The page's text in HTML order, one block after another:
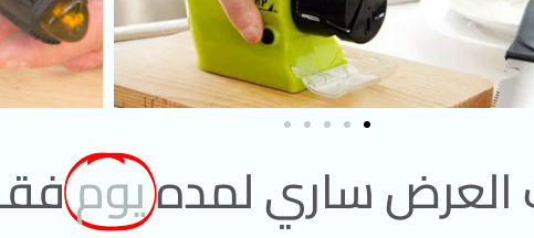
العرض ساري لمدهيوم